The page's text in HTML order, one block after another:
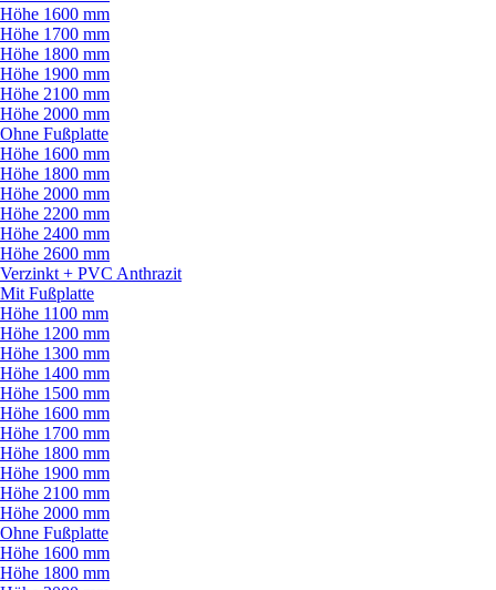
Höhe 1600 mm
Höhe 1700 mm
Höhe 1800 mm
Höhe 1900 mm
Höhe 2100 mm
Höhe 2000 mm
Ohne Fußplatte
Höhe 1600 mm
Höhe 1800 mm
Höhe 2000 mm
Höhe 2200 mm
Höhe 2400 mm
Höhe 2600 mm
Verzinkt + PVC Anthrazit
Mit Fußplatte
Höhe 1100 mm
Höhe 1200 mm
Höhe 1300 mm
Höhe 1400 mm
Höhe 1500 mm
Höhe 1600 mm
Höhe 1700 mm
Höhe 1800 mm
Höhe 1900 mm
Höhe 2100 mm
Höhe 2000 mm
Ohne Fußplatte
Höhe 1600 mm
Höhe 1800 mm